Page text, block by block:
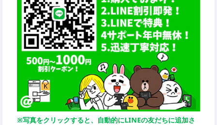
※写真をクリックすると、自動的にLINEの友だちに追加さ